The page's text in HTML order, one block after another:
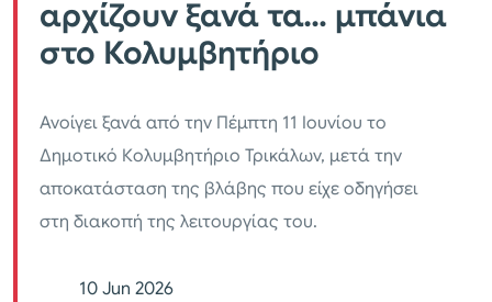
αρχίζουν ξανά τα… μπάνια
στο Κολυμβητήριο
Ανοίγει ξανά από την Πέμπτη 11 Ιουνίου το
Δημοτικό Κολυμβητήριο Τρικάλων, μετά την
αποκατάσταση της βλάβης που είχε οδηγήσει
στη διακοπή της λειτουργίας του.
10 Jun 2026